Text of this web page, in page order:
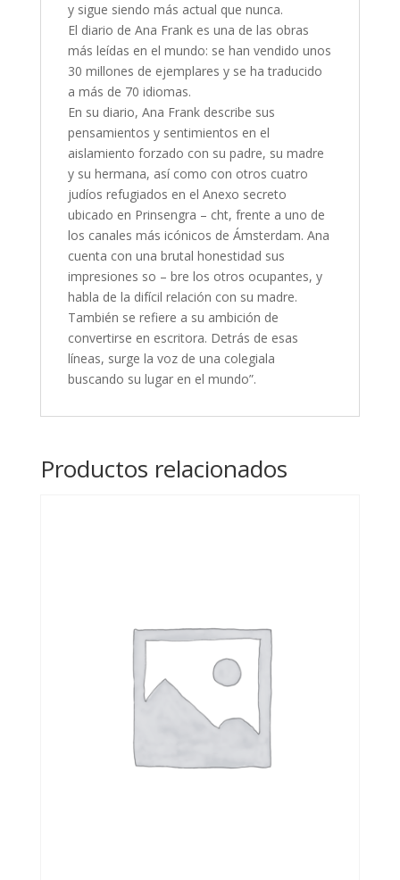
y sigue siendo más actual que nunca.
El diario de Ana Frank es una de las obras
más leídas en el mundo: se han vendido unos
30 millones de ejemplares y se ha traducido
a más de 70 idiomas.
En su diario, Ana Frank describe sus
pensamientos y sentimientos en el
aislamiento forzado con su padre, su madre
y su hermana, así como con otros cuatro
judíos refugiados en el Anexo secreto
ubicado en Prinsengra – cht, frente a uno de
los canales más icónicos de Ámsterdam. Ana
cuenta con una brutal honestidad sus
impresiones so – bre los otros ocupantes, y
habla de la difícil relación con su madre.
También se refiere a su ambición de
convertirse en escritora. Detrás de esas
líneas, surge la voz de una colegiala
buscando su lugar en el mundo”.
Productos relacionados